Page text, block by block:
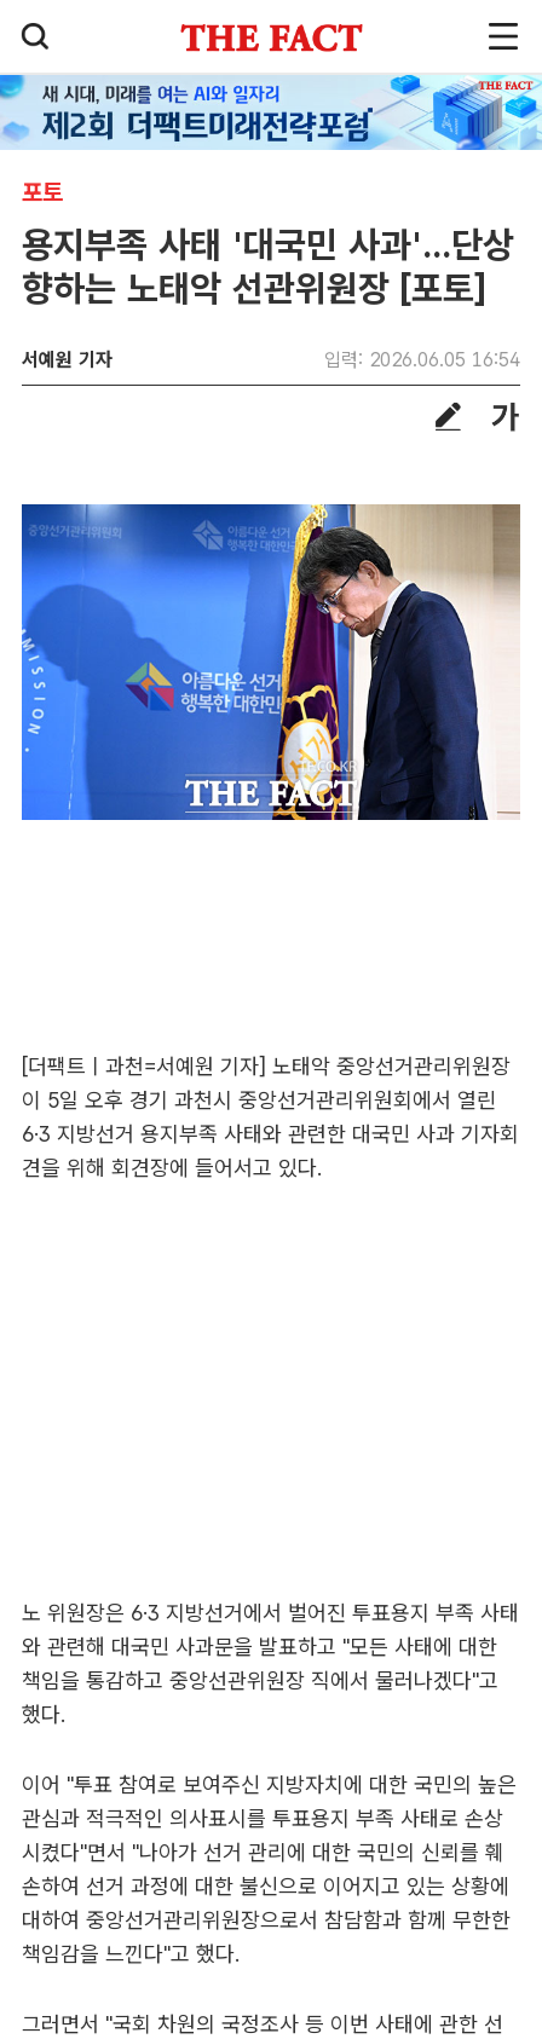
포토
용지부족 사태 '대국민 사과'...단상
향하는 노태악 선관위원장 [포토]
서예원 기자 입력: 2026.06.05 16:54
[더팩트ㅣ과천=서예원 기자] 노태악 중앙선거관리위원장
이 5일 오후 경기 과천시 중앙선거관리위원회에서 열린
6·3 지방선거 용지부족 사태와 관련한 대국민 사과 기자회
견을 위해 회견장에 들어서고 있다.
노 위원장은 6·3 지방선거에서 벌어진 투표용지 부족 사태
와 관련해 대국민 사과문을 발표하고 "모든 사태에 대한
책임을 통감하고 중앙선관위원장 직에서 물러나겠다"고
했다.
이어 "투표 참여로 보여주신 지방자치에 대한 국민의 높은
관심과 적극적인 의사표시를 투표용지 부족 사태로 손상
시켰다"면서 "나아가 선거 관리에 대한 국민의 신뢰를 훼
손하여 선거 과정에 대한 불신으로 이어지고 있는 상황에
대하여 중앙선거관리위원장으로서 참담함과 함께 무한한
책임감을 느낀다"고 했다.
그러면서 "국회 차원의 국정조사 등 이번 사태에 관한 선